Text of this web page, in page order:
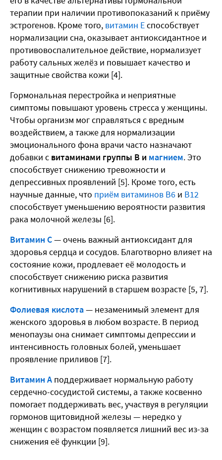
терапии при наличии противопоказаний к приёму
эстрогенов. Кроме того, витамин Еспособствует
нормализации сна, оказывает антиоксидантное и
противовоспалительное действие, нормализует
работу сальных желёз и повышает качество и
защитные свойства кожи [4].
Гормональная перестройка и неприятные
симптомы повышают уровень стресса у женщины.
Чтобы организм мог справляться с вредным
воздействием, а также для нормализации
эмоционального фона врачи часто назначают
добавки с витаминами группы В и магнием. Это
способствует снижению тревожности и
депрессивных проявлений [5]. Кроме того, есть
научные данные, что приём витаминов В6 и В12
способствует уменьшению вероятности развития
рака молочной железы [6].
Витамин С— очень важный антиоксидант для
здоровья сердца и сосудов. Благотворно влияет на
состояние кожи, продлевает её молодость и
способствует снижению риска развития
когнитивных нарушений в старшем возрасте [5, 7].
Фолиевая кислота— незаменимый элемент для
женского здоровья в любом возрасте. В период
менопаузы она снимает симптомы депрессии и
интенсивность головных болей, уменьшает
проявление приливов [7].
Витамин А поддерживает нормальную работу
сердечно-сосудистой системы, а также косвенно
помогает поддерживать вес, участвуя в регуляции
гормонов щитовидной железы — нередко у
женщин с возрастом появляется лишний вес из-за
снижения её функции [9].